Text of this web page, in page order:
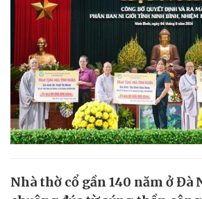
Nhà thờ cổ gần 140 năm ở Đà